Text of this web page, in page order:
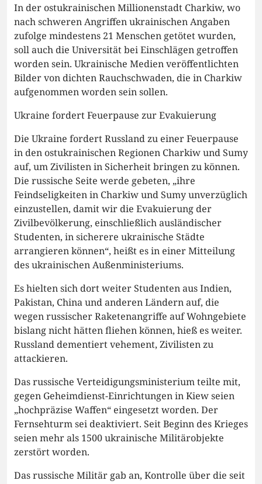
In der ostukrainischen Millionenstadt Charkiw, wo
nach schweren Angriffen ukrainischen Angaben
zufolge mindestens 21 Menschen getötet wurden,
soll auch die Universität bei Einschlägen getroffen
worden sein. Ukrainische Medien veröffentlichten
Bilder von dichten Rauchschwaden, die in Charkiw
aufgenommen worden sein sollen.
Ukraine fordert Feuerpause zur Evakuierung
Die Ukraine fordert Russland zu einer Feuerpause
in den ostukrainischen Regionen Charkiw und Sumy
auf, um Zivilisten in Sicherheit bringen zu können.
Die russische Seite werde gebeten, „ihre
Feindseligkeiten in Charkiw und Sumy unverzüglich
einzustellen, damit wir die Evakuierung der
Zivilbevölkerung, einschließlich ausländischer
Studenten, in sicherere ukrainische Städte
arrangieren können“, heißt es in einer Mitteilung
des ukrainischen Außenministeriums.
Es hielten sich dort weiter Studenten aus Indien,
Pakistan, China und anderen Ländern auf, die
wegen russischer Raketenangriffe auf Wohngebiete
bislang nicht hätten fliehen können, hieß es weiter.
Russland dementiert vehement, Zivilisten zu
attackieren.
Das russische Verteidigungsministerium teilte mit,
gegen Geheimdienst-Einrichtungen in Kiew seien
„hochpräzise Waffen“ eingesetzt worden. Der
Fernsehturm sei deaktiviert. Seit Beginn des Krieges
seien mehr als 1500 ukrainische Militärobjekte
zerstört worden.
Das russische Militär gab an, Kontrolle über die seit